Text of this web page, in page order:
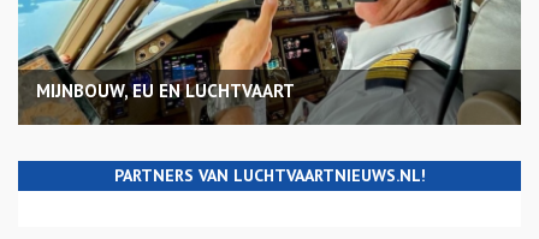
MIJNBOUW, EU EN LUCHTVAART
PARTNERS VAN LUCHTVAARTNIEUWS.NL!